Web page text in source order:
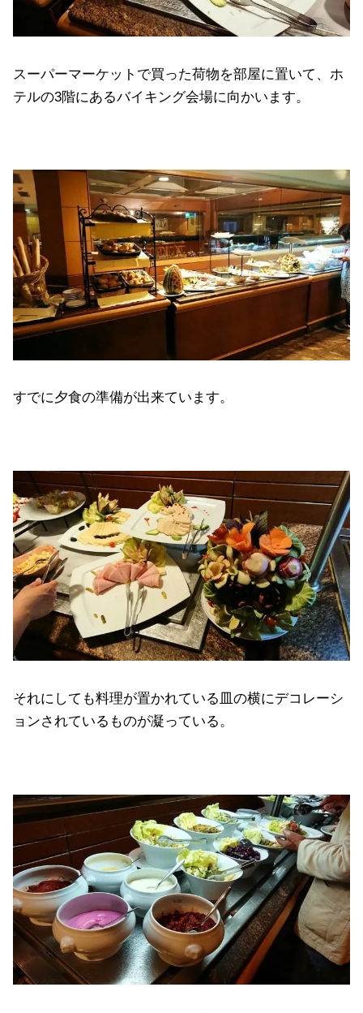
スーパーマーケットで買った荷物を部屋に置いて、ホ
テルの3階にあるバイキング会場に向かいます。
すでに夕食の準備が出来ています。
それにしても料理が置かれている皿の横にデコレーシ
ョンされているものが凝っている。